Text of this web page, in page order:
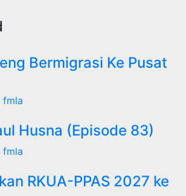
Bermigrasi Ke Pusat
fmla
Husna (Episode 83)
fmla
RKUA-PPAS 2027 ke